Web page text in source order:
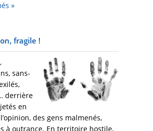
»
fragile !
sans-
derrière
en
des gens malmenés,
à outrance. En territoire hostile,